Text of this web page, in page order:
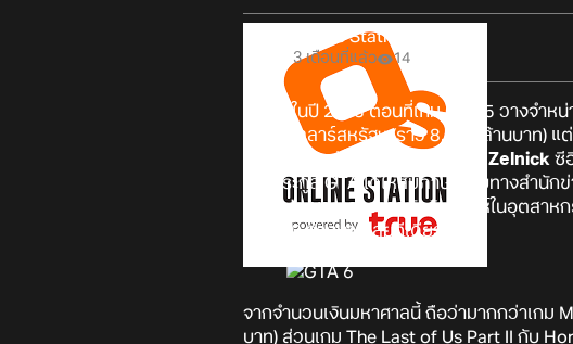
Online Station
3 เดือนที่แล้ว 14
ย้อนไปในปี 2013 ตอนที่เกม GTA 5 วางจำ
ล้านดอลลาร์สหรัฐฯ (ราว 8,400 ล้านบาท)
จะถึงนี้แล้วครับ เมื่อคุณ
Strauss Zelnick ซี
เกมตระกูล GTA ได้ให้สัมภาษณ์กับทางสำนัก
มีการประมาณการจากนักวิเคราะห์ในอุตสา
32,000 ล้านบาทเลยทีเดียว
จากจำนวนเงินมหาศาลนี้ ถือว่ามากกว่าเกม
บาท) ส่วนเกม The Last of Us Part II กับ